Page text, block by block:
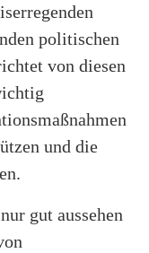
politischen
von diesen
und die
gut aussehen